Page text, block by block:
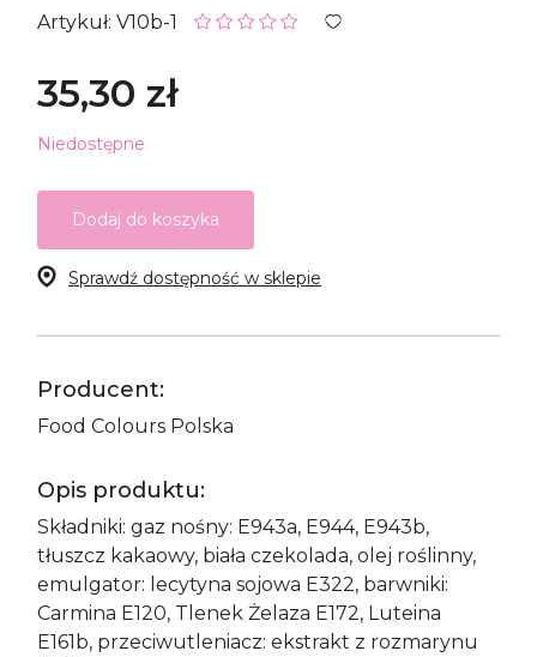
Artykuł: V10b-1
35,30 zł
Niedostępne
Dodaj do koszyka
Sprawdź dostępność w sklepie
Producent:
Food Colours Polska
Opis produktu:
Składniki: gaz nośny: E943a, E944, E943b,
tłuszcz kakaowy, biała czekolada, olej roślinny,
emulgator: lecytyna sojowa E322, barwniki:
Carmina E120, Tlenek Żelaza E172, Luteina
E161b, przeciwutleniacz: ekstrakt z rozmarynu